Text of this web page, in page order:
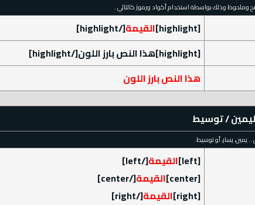
وملحوظ وذلك بواسطة استخدام أكواد ورموز كالتالي .
[highlight] القيمة[/highlight]
[highlight]هذا النص بارز اللون[/highlight]
هذا النص بارز اللون
اليمين / توسيط
يمين، يسار، أو توسيط.
[left] القيمة[/left]
[center]
القيمة[/center]
[right]
القيمة[/right]